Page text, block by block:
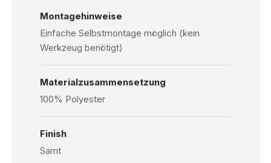
Montagehinweise
Einfache Selbstmontage möglich (kein
Werkzeug benötigt)
Materialzusammensetzung
100% Polyester
Finish
Samt